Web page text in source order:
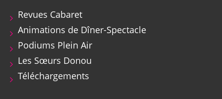
Revues Cabaret
Animations de Dîner-Spectacle
Podiums Plein Air
Les Sœurs Donou
Téléchargements